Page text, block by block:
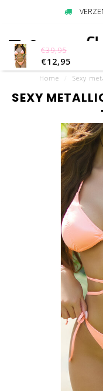
Home Sexy
€39,95
€12,95
SEXY